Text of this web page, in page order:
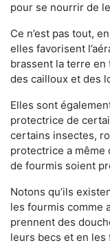
pour se nourrir de
Ce n’est pas tout,
elles favorisent
brassent la terre
des cailloux et des
Elles sont
protectrice de
certains insectes,
protectrice a même
de fourmis soient
Notons qu’ils
les fourmis comme
prennent des
leurs becs et en